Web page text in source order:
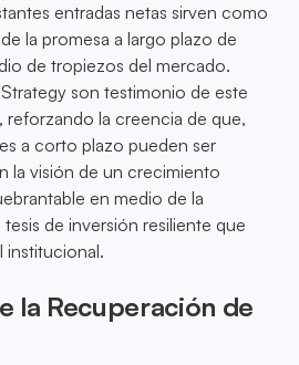
entradas netas sirven como
la promesa a largo plazo de
de tropiezos del mercado.
son testimonio de este
la creencia de que,
a corto plazo pueden ser
la visión de un crecimiento
en medio de la
de inversión resiliente que
institucional.
la Recuperación de